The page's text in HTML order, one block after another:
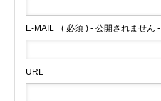
E-MAIL ( 必須 ) - 公開されません -
URL